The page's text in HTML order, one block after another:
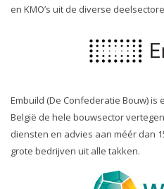
en KMO’s uit de diverse
Embuild (De Confederatie Bouw)
België de hele bouwsector
diensten en advies aan méér dan
grote bedrijven uit alle takken.